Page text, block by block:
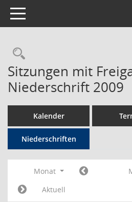
Toggle navigation
Rechercheauswahl
Sitzungen mit
Niederschrift 2009
Kalender
Niederschriften
Monat
Aktuell